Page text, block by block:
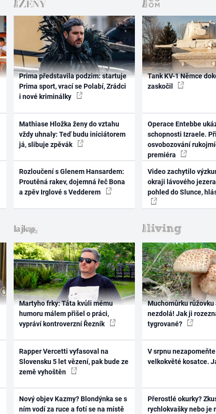
Prima představila podzim: startuje
Prima sport, vrací se Polabí, Zrádci
i nové kriminálky
Mathiase Hložka ženy do vztahu
vždy uhnaly: Teď budu iniciátorem
já, slibuje zpěvák
Rozloučení s Glenem Hansardem:
Proutěná rakev, dojemná řeč Bona
a zpěv Irglové s Vedderem
Tank KV-1 Němce
zaskočil
Operace Entebbe
schopnosti Izraele. Při
osvobozování
premiéra
Video zachytilo
okraji lávového
pohled do Slunce,
Martyho frky: Táta kvůli mému
humoru málem přišel o práci,
vypráví kontroverzní Řezník
Rapper Vercetti vyfasoval na
Slovensku 5 let vězení, pak bude ze
země vyhoštěn
Nový objev Kazmy? Blondýnka se s
ním vodí za ruce a fotí se na místě
Muchomůrku růžovku
nezdolá! Jak ji
tygrované?
V srpnu
velkokvěté kosatce.
Přerostlé okurky?
rychlokvašky nebo je